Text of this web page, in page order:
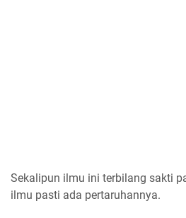
Sekalipun ilmu ini terbilang sakti
ilmu pasti ada pertaruhannya.